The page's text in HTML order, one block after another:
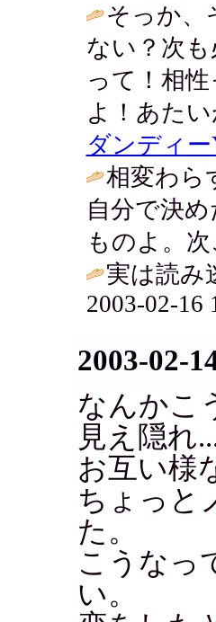
そっか、
ない？次
って！相
よ！あた
ダンディ
相変わら
自分で決
ものよ。
実は読
2003-02-16
2003-02-
なんかこ
見え隠れ
お互い様
ちょっと
た。
こうなっ
い。